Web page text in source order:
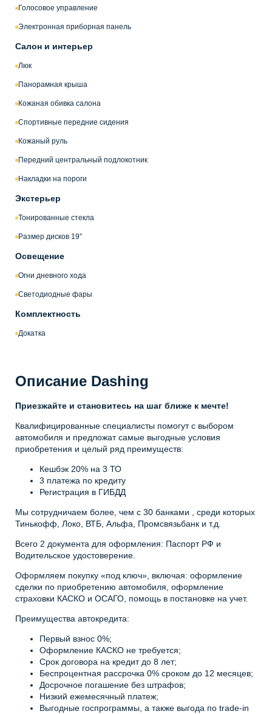
Голосовое управление
Электронная приборная панель
Салон и интерьер
Люк
Панорамная крыша
Кожаная обивка салона
Спортивные передние сидения
Кожаный руль
Передний центральный подлокотник
Накладки на пороги
Экстерьер
Тонированные стекла
Размер дисков 19″
Освещение
Огни дневного хода
Светодиодные фары
Комплектность
Докатка
Описание Dashing
Приезжайте и становитесь на шаг ближе к мечте!
Квалифицированные специалисты помогут с выбором
автомобиля и предложат самые выгодные условия
приобретения и целый ряд преимуществ:
Кешбэк 20% на 3 ТО
3 платежа по кредиту
Регистрация в ГИБДД
Мы сотрудничаем более, чем с 30 банками , среди которых
Тинькофф, Локо, ВТБ, Альфа, Промсвязьбанк и т.д.
Всего 2 документа для оформления: Паспорт РФ и
Водительское удостоверение.
Оформляем покупку «под ключ», включая: оформление
сделки по приобретению автомобиля, оформление
страховки КАСКО и ОСАГО, помощь в постановке на учет.
Преимущества автокредита:
Первый взнос 0%;
Оформление КАСКО не требуется;
Срок договора на кредит до 8 лет;
Беспроцентная рассрочка 0% сроком до 12 месяцев;
Досрочное погашение без штрафов;
Низкий ежемесячный платеж;
Выгодные госпрограммы, а также выгода по trade-in